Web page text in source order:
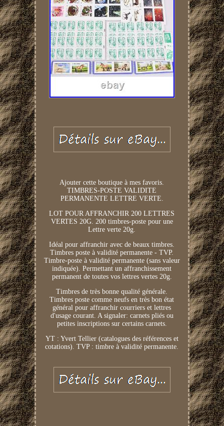
Ajouter cette boutique à mes favoris.
TIMBRES-POSTE VALIDITE
PERMANENTE LETTRE VERTE.
LOT POUR AFFRANCHIR 200 LETTRES
VERTES 20G. 200 timbres-poste pour une
Lettre verte 20g.
Idéal pour affranchir avec de beaux timbres.
Timbres poste à validité permanente - TVP.
Timbre-poste à validité permanente (sans valeur
indiquée). Permettant un affranchissement
permanent de toutes vos lettres vertes 20g.
Timbres de très bonne qualité générale.
Timbres poste comme neufs en très bon état
général pour affranchir courriers et lettres
d'usage courant. A signaler: carnets pliés ou
petites inscriptions sur certains carnets.
YT : Yvert Tellier (catalogues des références et
cotations). TVP : timbre à validité permanente.